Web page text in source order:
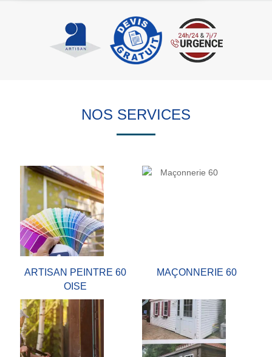
NOS SERVICES
ARTISAN PEINTRE 60
OISE
MAÇONNERIE 60